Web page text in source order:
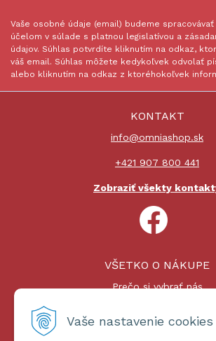
Vaše nastavenie cookies
Vaše osobné údaje (email) budeme
účelom v súlade s platnou legislatívou a
údajov. Súhlas potvrdíte kliknutím na odkaz,
váš email. Súhlas môžete kedykoľvek odvolať
alebo kliknutím na odkaz z ktoréhokoľvek
KONTAKT
info@omniashop.sk
+421 907 800 441
Zobraziť všekty
VŠETKO O NÁKUPE
Prečo si vybrať nás
Platby a doprava